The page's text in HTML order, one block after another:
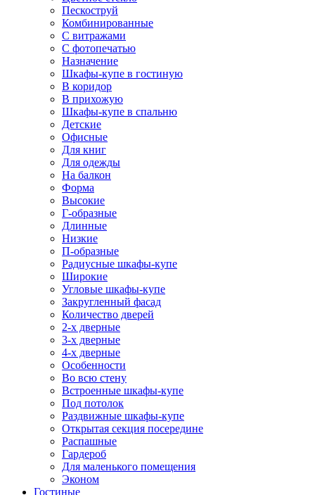
Пескоструй
Комбинированные
С витражами
С фотопечатью
Назначение
Шкафы-купе в гостиную
В коридор
В прихожую
Шкафы-купе в спальню
Детские
Офисные
Для книг
Для одежды
На балкон
Форма
Высокие
Г-образные
Длинные
Низкие
П-образные
Радиусные шкафы-купе
Широкие
Угловые шкафы-купе
Закругленный фасад
Количество дверей
2-х дверные
3-х дверные
4-х дверные
Особенности
Во всю стену
Встроенные шкафы-купе
Под потолок
Раздвижные шкафы-купе
Открытая секция посередине
Распашные
Гардероб
Для маленького помещения
Эконом
Гостиные